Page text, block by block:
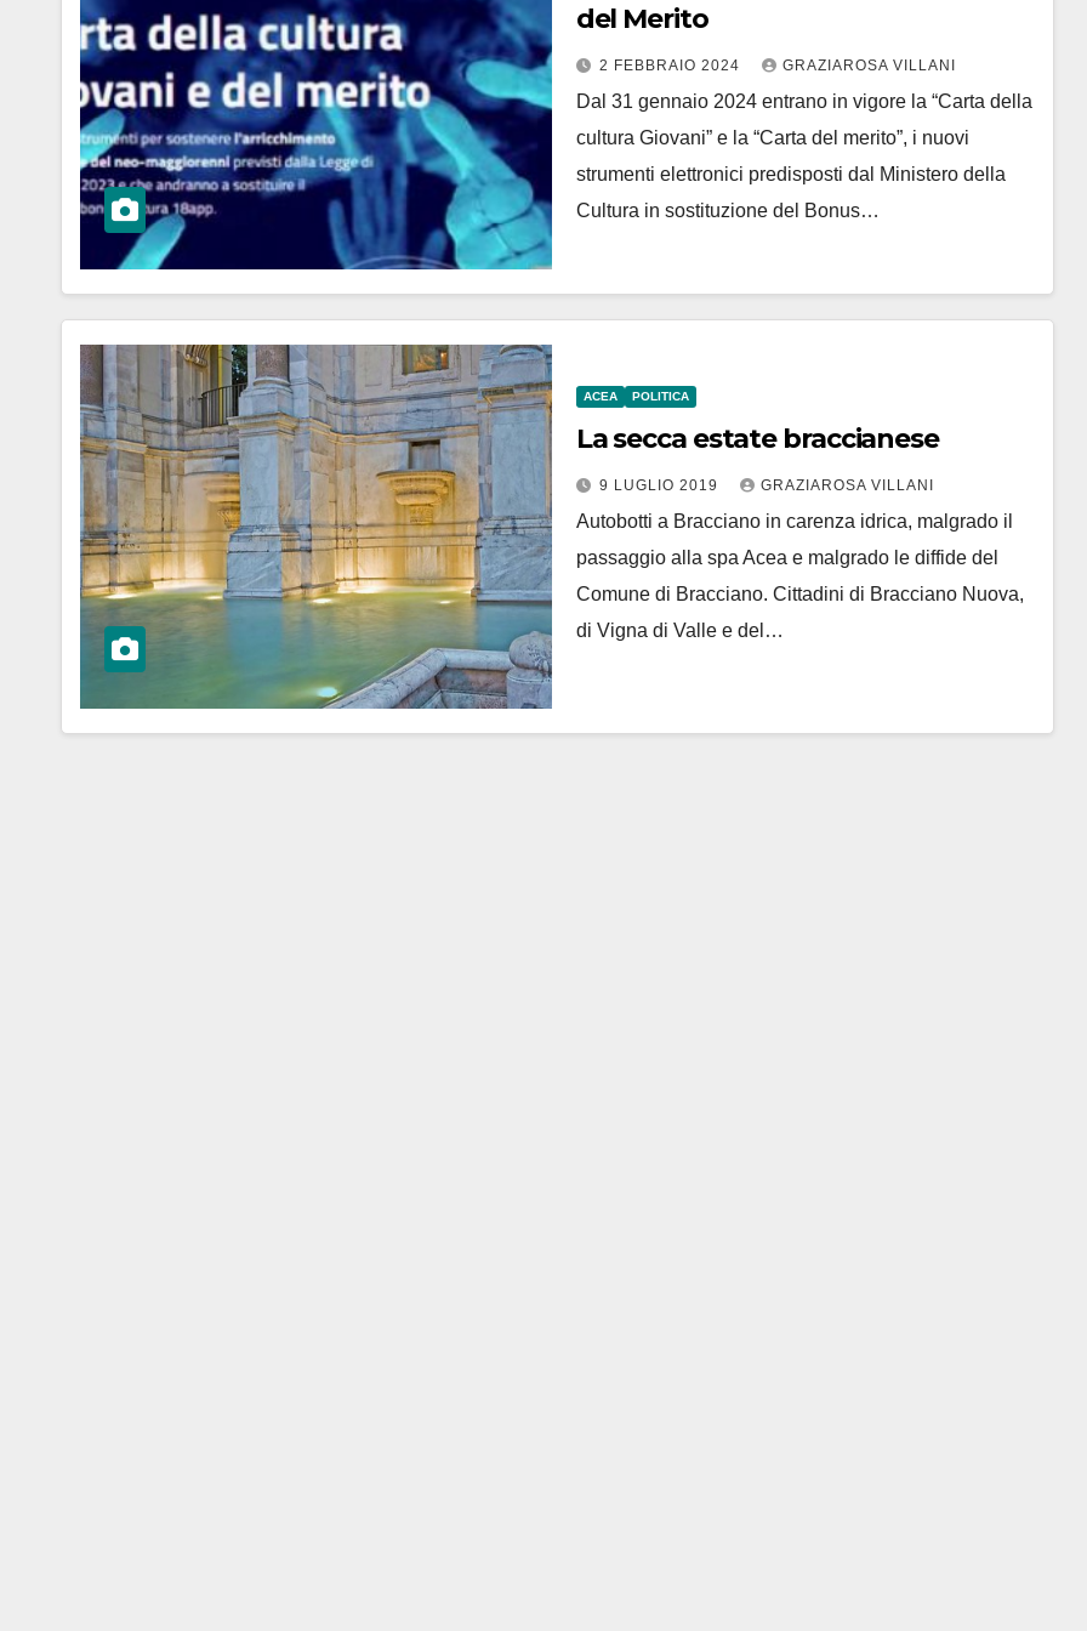
del Merito
2 FEBBRAIO 2024 GRAZIAROSA VILLANI
Dal 31 gennaio 2024 entrano in vigore la “Carta della
cultura Giovani” e la “Carta del merito”, i nuovi
strumenti elettronici predisposti dal Ministero della
Cultura in sostituzione del Bonus…
ACEA POLITICA
La secca estate braccianese
9 LUGLIO 2019 GRAZIAROSA VILLANI
Autobotti a Bracciano in carenza idrica, malgrado il
passaggio alla spa Acea e malgrado le diffide del
Comune di Bracciano. Cittadini di Bracciano Nuova,
di Vigna di Valle e del…